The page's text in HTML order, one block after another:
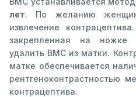
лет. По желанию
извлечение
закрепленная на ножке
удалить ВМС из матки.
матке обеспечивается
рентгеноконтрастностью
контрацептива.